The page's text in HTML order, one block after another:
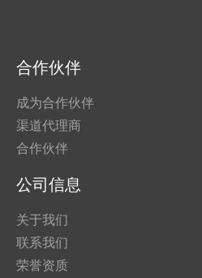
合作伙伴
成为合作伙伴
渠道代理商
合作伙伴
公司信息
关于我们
联系我们
荣誉资质